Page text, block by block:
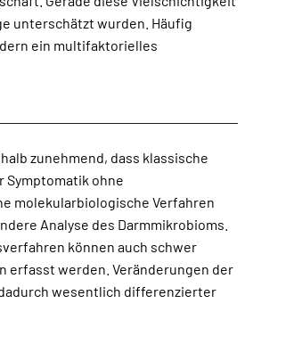
zunehmend, dass klassische